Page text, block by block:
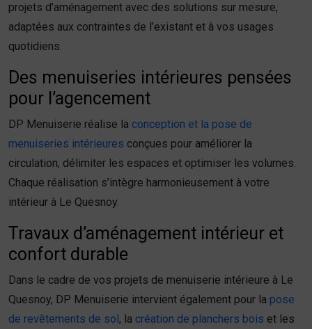
projets d’aménagement avec des solutions sur mesure,
adaptées aux contraintes de l’existant et à vos usages
quotidiens.
Des menuiseries intérieures pensées
pour l’agencement
DP Menuiserie réalise la conception et la pose de
menuiseries intérieures conçues pour améliorer la
circulation, délimiter les espaces et optimiser les volumes.
Chaque réalisation s’intègre harmonieusement à votre
intérieur à Le Quesnoy.
Travaux d’aménagement intérieur et
confort durable
Dans le cadre de vos projets de menuiserie intérieure à Le
Quesnoy, DP Menuiserie intervient également pour la pose
de revêtements de sol, la création de planchers bois et les